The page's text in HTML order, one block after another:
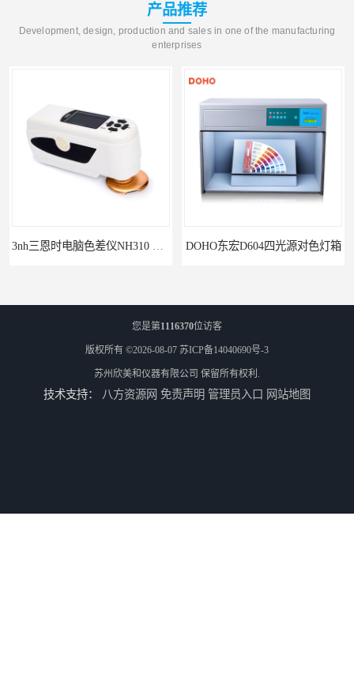
产品推荐
Development, design, production and sales in one of the manufacturing
enterprises
DOHO东宏D604四光源对色灯箱
您是第1116370位访客
版权所有 ©2026-08-07 苏ICP备14040690号-3
苏州欣美和仪器有限公司 保留所有权利.
技术支持： 八方资源网 免责声明 管理员入口 网站地图